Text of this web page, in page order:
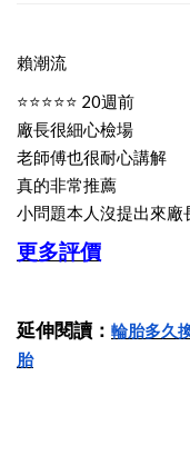
賴潮流
⭐⭐⭐⭐⭐ 20週前
廠長很細心檢場
老師傅也很耐心講解
真的非常推薦
小問題本人沒提出來
更多評價
延伸閱讀： 輪胎多久
胎